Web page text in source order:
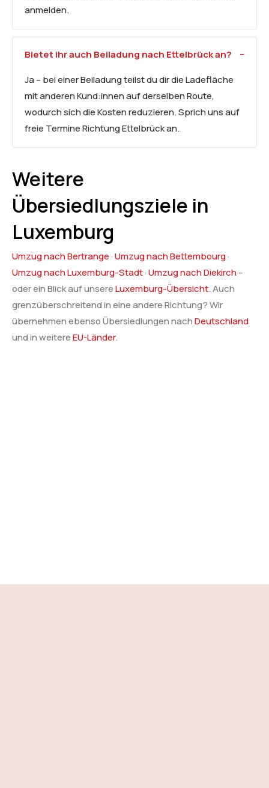
anmelden.
Bietet ihr auch Beiladung nach Ettelbrück an?
Ja – bei einer Beiladung teilst du dir die Ladefläche
mit anderen Kund:innen auf derselben Route,
wodurch sich die Kosten reduzieren. Sprich uns auf
freie Termine Richtung Ettelbrück an.
Weitere
Übersiedlungsziele in
Luxemburg
Umzug nach Bertrange ·Umzug nach Bettembourg·
Umzug nach Luxemburg-Stadt·Umzug nach Diekirch–
oder ein Blick auf unsereLuxemburg-Übersicht. Auch
grenzüberschreitend in eine andere Richtung? Wir
übernehmen ebenso Übersiedlungen nachDeutschland
und in weitereEU-Länder.